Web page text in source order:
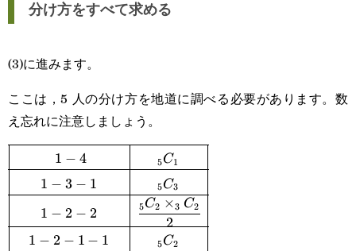
分け方をすべて求める
(3)に進みます。
ここは，5 人の分け方を地道に調べる必要があります。数
え忘れに注意しましょう。
\def\arraystretch{1.5}\begin{array}
{|c|c|}\hline 1-4&_5C_1\\\hline1-3-
1&_5C_3\\\hline1-2-
2&\cfrac{_5C_2\times_3C_2}
1 − 4
1 − 3 − 1
1 − 2 − 2
1 − 2 − 1 − 1
5C1
5C3
2
5C2 ×3 C2
5C2